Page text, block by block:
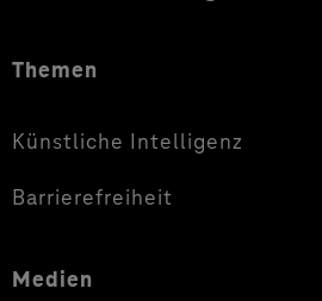
Themen
Künstliche Intelligenz
Barrierefreiheit
Medien